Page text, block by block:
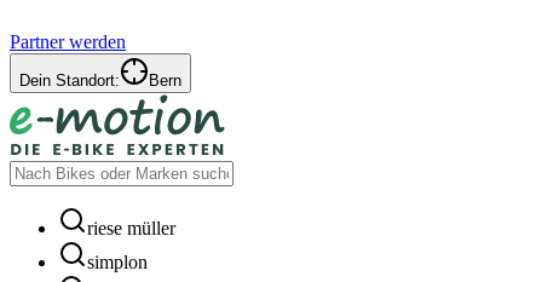
Partner werden
Dein Standort: Bern
riese müller
simplon